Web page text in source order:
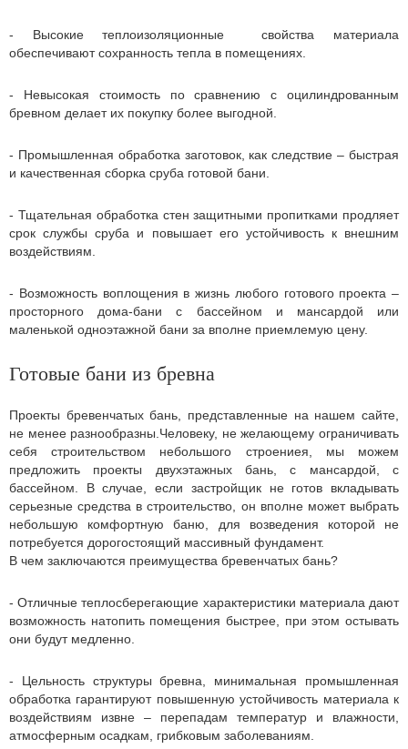
- Высокие теплоизоляционные свойства материала
обеспечивают сохранность тепла в помещениях.
- Невысокая стоимость по сравнению с оцилиндрованным
бревном делает их покупку более выгодной.
- Промышленная обработка заготовок, как следствие – быстрая
и качественная сборка сруба готовой бани.
- Тщательная обработка стен защитными пропитками продляет
срок службы сруба и повышает его устойчивость к внешним
воздействиям.
- Возможность воплощения в жизнь любого готового проекта –
просторного дома-бани с бассейном и мансардой или
маленькой одноэтажной бани за вполне приемлемую цену.
Готовые бани из бревна
Проекты бревенчатых бань, представленные на нашем сайте,
не менее разнообразны.Человеку, не желающему ограничивать
себя строительством небольшого строениея, мы можем
предложить проекты двухэтажных бань, с мансардой, с
бассейном. В случае, если застройщик не готов вкладывать
серьезные средства в строительство, он вполне может выбрать
небольшую комфортную баню, для возведения которой не
потребуется дорогостоящий массивный фундамент.
В чем заключаются преимущества бревенчатых бань?
- Отличные теплосберегающие характеристики материала дают
возможность натопить помещения быстрее, при этом остывать
они будут медленно.
- Цельность структуры бревна, минимальная промышленная
обработка гарантируют повышенную устойчивость материала к
воздействиям извне – перепадам температур и влажности,
атмосферным осадкам, грибковым заболеваниям.